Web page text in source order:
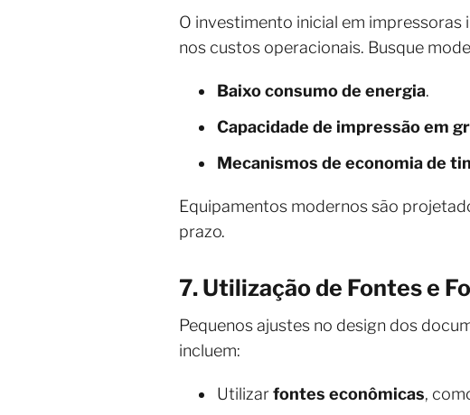
O investimento inicial em
nos custos operacionais. Busque
Baixo consumo de energia.
Capacidade de impressão em
Mecanismos de economia de
Equipamentos modernos são
prazo.
7. Utilização de Fontes e
Pequenos ajustes no design dos
incluem:
Utilizarfontes econômicas,